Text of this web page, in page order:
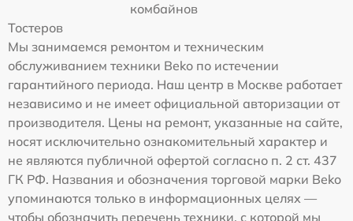
комбайнов
Тостеров
Мы занимаемся ремонтом и техническим
обслуживанием техники Beko по истечении
гарантийного периода. Наш центр в Москве работает
независимо и не имеет официальной авторизации от
производителя. Цены на ремонт, указанные на сайте,
носят исключительно ознакомительный характер и
не являются публичной офертой согласно п. 2 ст. 437
ГК РФ. Названия и обозначения торговой марки Beko
упоминаются только в информационных целях —
чтобы обозначить перечень техники, с которой мы